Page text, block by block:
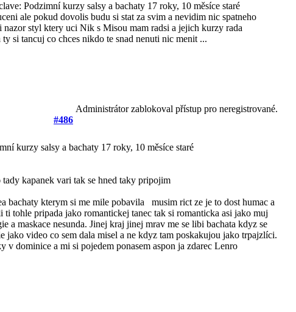
Podzimní kurzy salsy a bachaty 17 roky, 10 měsíce staré
ale pokud dovolis budu si stat za svim a nevidim nic spatneho
nazor styl ktery uci Nik s Misou mam radsi a jejich kurzy rada
si tancuj co chces nikdo te snad nenuti nic menit ...
Administrátor zablokoval přístup pro neregistrované.
#486
kurzy salsy a bachaty 17 roky, 10 měsíce staré
tady kapanek vari tak se hned taky pripojim
bachaty kterym si me mile pobavila
musim rict ze je to dost humac a
ti tohle pripada jako romantickej tanec tak si romanticka asi jako muj
a maskace nesunda. Jinej kraj jinej mrav me se libi bachata kdyz se
jako video co sem dala misel a ne kdyz tam poskakujou jako trpajzlíci.
v dominice a mi si pojedem ponasem aspon ja zdarec Lenro